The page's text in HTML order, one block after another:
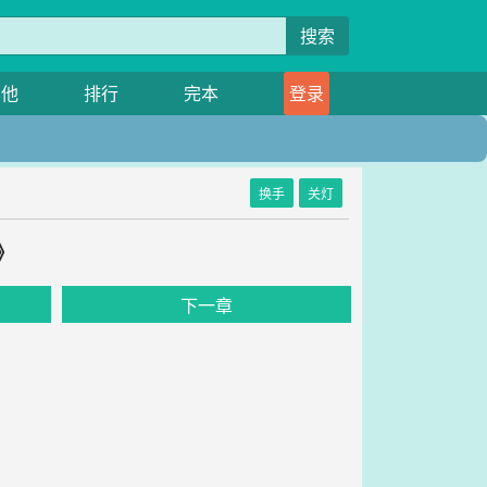
搜索
排行 完本 登录
换手 关灯
下一章